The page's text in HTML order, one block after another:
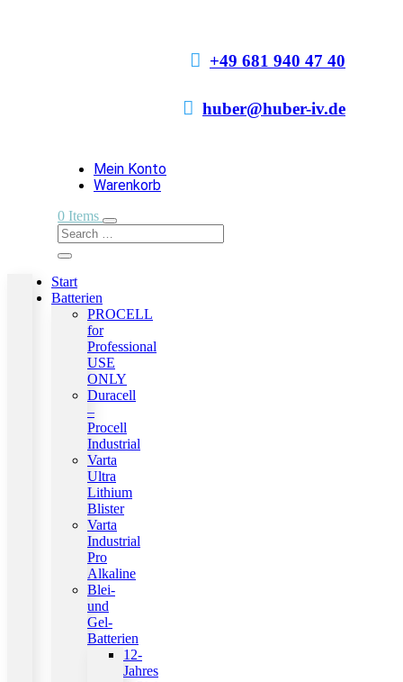
 +49 681 940 47 40
 huber@huber-iv.de
Mein Konto
Warenkorb
0 Items
Start
Batterien
PROCELL
for
Professional
USE
ONLY
Duracell
–
Procell
Industrial
Varta
Ultra
Lithium
Blister
Varta
Industrial
Pro
Alkaline
Blei-
und
Gel-
Batterien
12-
Jahres